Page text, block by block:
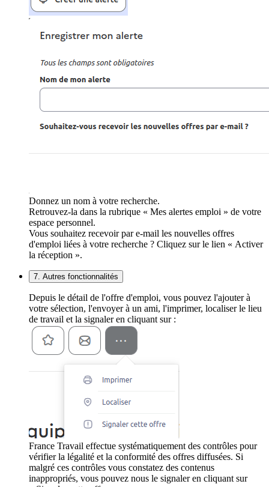
Donnez un nom à votre recherche.
Retrouvez-la dans la rubrique « Mes alertes emploi » de votre
espace personnel.
Vous souhaitez recevoir par e-mail les nouvelles offres
d'emploi liées à votre recherche ? Cliquez sur le lien « Activer
la réception ».
7. Autres fonctionnalités
Depuis le détail de l'offre d'emploi, vous pouvez l'ajouter à
votre sélection, l'envoyer à un ami, l'imprimer, localiser le lieu
de travail et la signaler en cliquant sur :
France Travail effectue systématiquement des contrôles pour
vérifier la légalité et la conformité des offres diffusées. Si
malgré ces contrôles vous constatez des contenus
inappropriés, vous pouvez nous le signaler en cliquant sur